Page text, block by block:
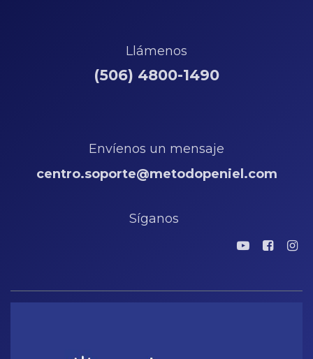
Llámenos
(506) 4800-1490
Envíenos un mensaje
centro.soporte@metodopeniel.com
Síganos